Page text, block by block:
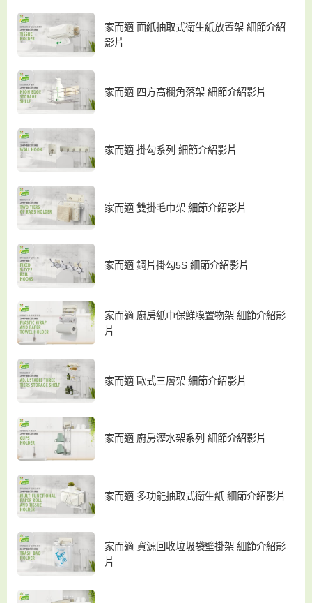
家而適 面紙抽取式衛生紙放置架 細節介紹
影片
家而適 四方高欄角落架 細節介紹影片
家而適 掛勾系列 細節介紹影片
家而適 雙掛毛巾架 細節介紹影片
家而適 鋼片掛勾5S 細節介紹影片
家而適 廚房紙巾保鮮膜置物架 細節介紹影
片
家而適 歐式三層架 細節介紹影片
家而適 廚房瀝水架系列 細節介紹影片
家而適 多功能抽取式衛生紙 細節介紹影片
家而適 資源回收垃圾袋壁掛架 細節介紹影
片